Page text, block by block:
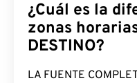
¿Cuál es la
zonas
DESTINO?
LA FUENTE